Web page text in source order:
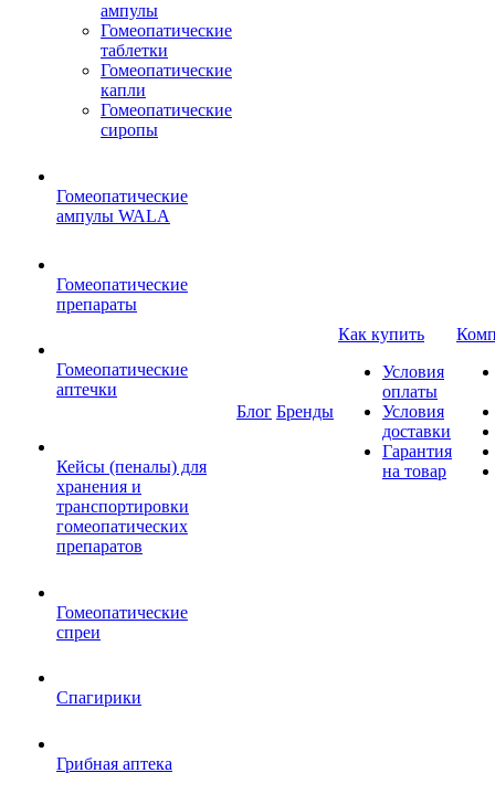
ампулы
Гомеопатические
таблетки
Гомеопатические
капли
Гомеопатические
сиропы
Гомеопатические
ампулы WALA
Гомеопатические
препараты
Гомеопатические
аптечки
Кейсы (пеналы) для
хранения и
транспортировки
гомеопатических
препаратов
Гомеопатические
спреи
Спагирики
Грибная аптека
Блог Бренды
Как купить
Условия
оплаты
Условия
доставки
Гарантия
на товар